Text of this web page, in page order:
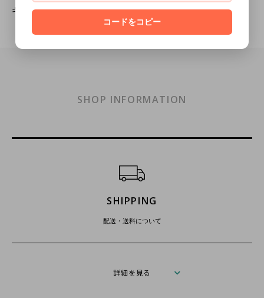
ギフトラッピングの詳細はこちら
SHOP INFORMATION
SHIPPING
配送・送料について
詳細を見る
コードをコピー